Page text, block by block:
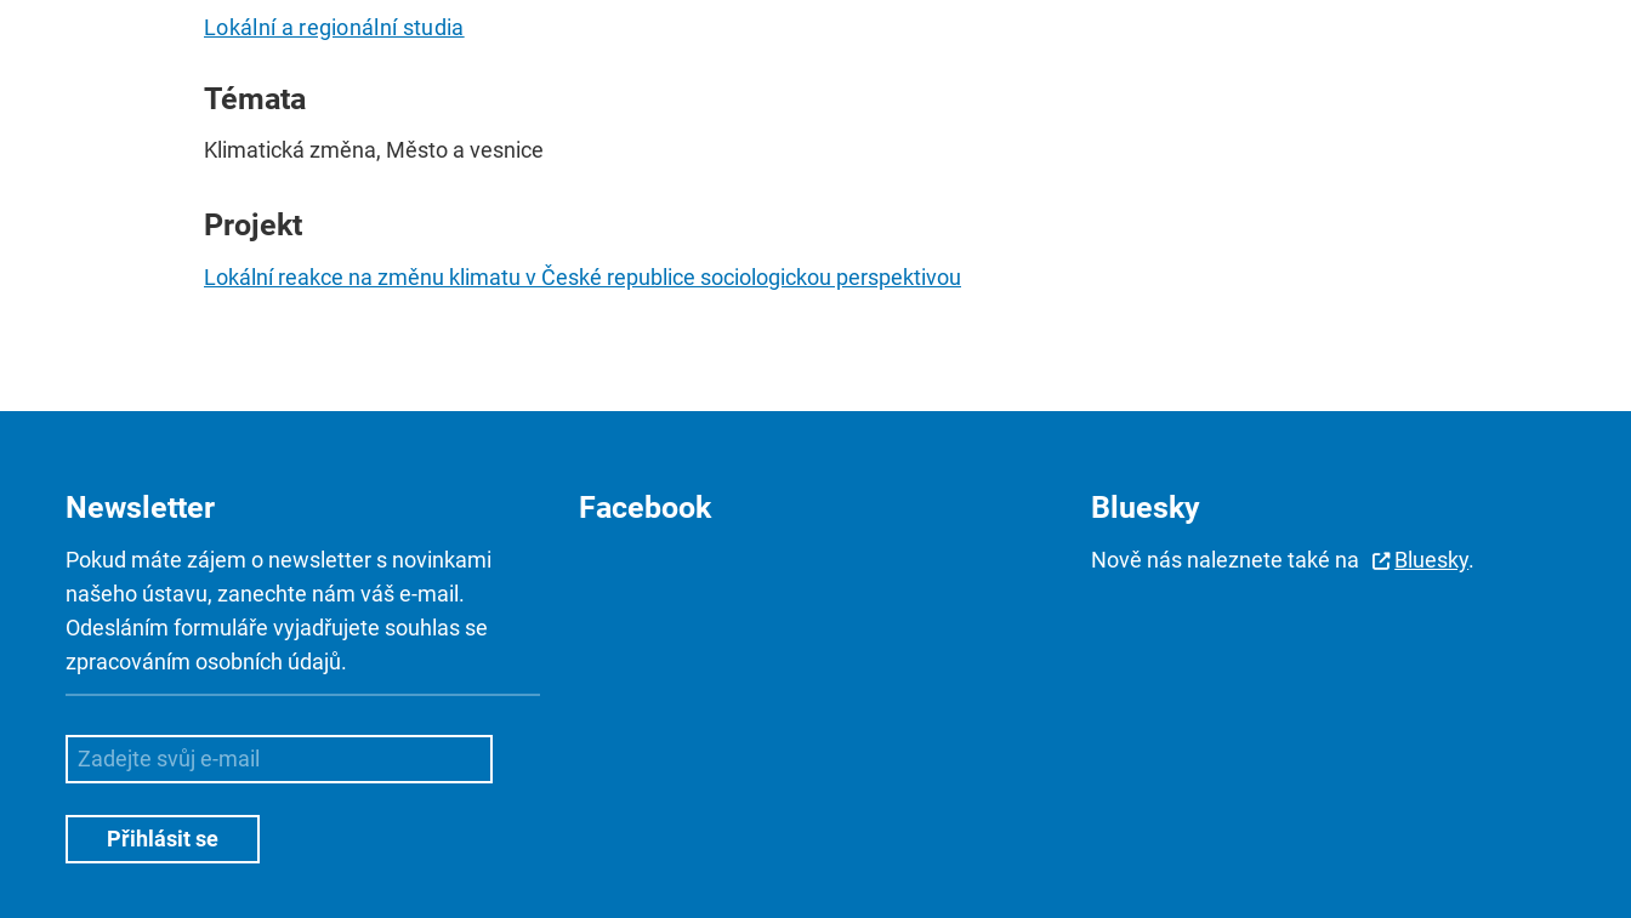
Lokální a regionální studia
Témata
Klimatická změna, Město a vesnice
Projekt
Lokální reakce na změnu klimatu v České republice sociologickou perspektivou
Newsletter
Pokud máte zájem o newsletter s novinkami
našeho ústavu, zanechte nám váš e-mail.
Odesláním formuláře vyjadřujete souhlas se
zpracováním osobních údajů.
Facebook Bluesky
Nově nás naleznete také na Bluesky.